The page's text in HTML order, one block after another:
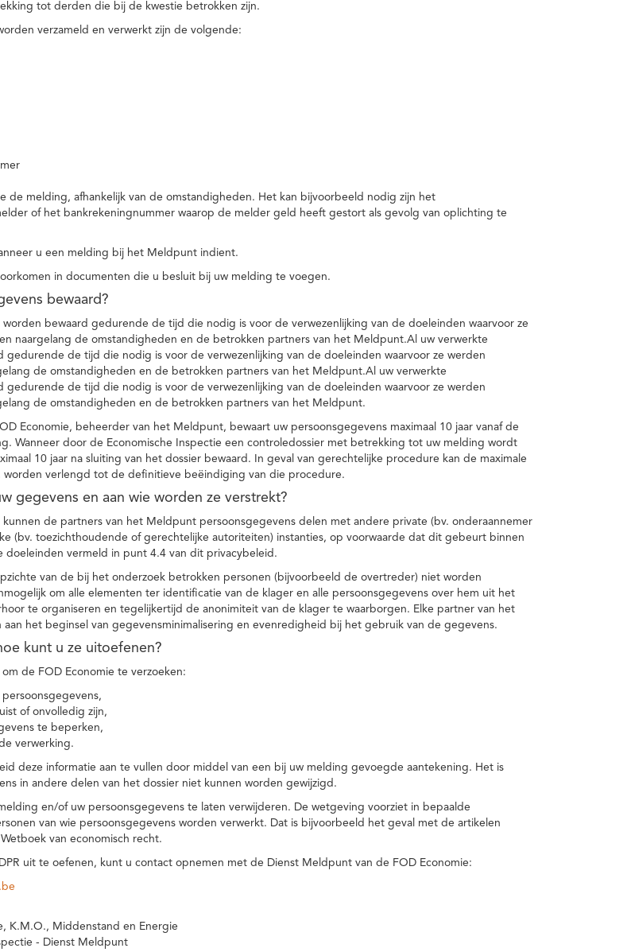
tot derden die bij de kwestie betrokken zijn.
verzameld en verwerkt zijn de volgende:
de melding, afhankelijk van de omstandigheden. Het kan bijvoorbeeld nodig zijn het
of het bankrekeningnummer waarop de melder geld heeft gestort als gevolg van oplichting te
u een melding bij het Meldpunt indient.
in documenten die u besluit bij uw melding te voegen.
bewaard?
bewaard gedurende de tijd die nodig is voor de verwezenlijking van de doeleinden waarvoor ze
naargelang de omstandigheden en de betrokken partners van het Meldpunt.Al uw verwerkte
gedurende de tijd die nodig is voor de verwezenlijking van de doeleinden waarvoor ze werden
de omstandigheden en de betrokken partners van het Meldpunt.Al uw verwerkte
gedurende de tijd die nodig is voor de verwezenlijking van de doeleinden waarvoor ze werden
de omstandigheden en de betrokken partners van het Meldpunt.
Economie, beheerder van het Meldpunt, bewaart uw persoonsgegevens maximaal 10 jaar vanaf de
Wanneer door de Economische Inspectie een controledossier met betrekking tot uw melding wordt
10 jaar na sluiting van het dossier bewaard. In geval van gerechtelijke procedure kan de maximale
worden verlengd tot de definitieve beëindiging van die procedure.
gegevens en aan wie worden ze verstrekt?
de partners van het Meldpunt persoonsgegevens delen met andere private (bv. onderaannemer
(bv. toezichthoudende of gerechtelijke autoriteiten) instanties, op voorwaarde dat dit gebeurt binnen
doeleinden vermeld in punt 4.4 van dit privacybeleid.
van de bij het onderzoek betrokken personen (bijvoorbeeld de overtreder) niet worden
om alle elementen ter identificatie van de klager en alle persoonsgegevens over hem uit het
te organiseren en tegelijkertijd de anonimiteit van de klager te waarborgen. Elke partner van het
het beginsel van gegevensminimalisering en evenredigheid bij het gebruik van de gegevens.
kunt u ze uitoefenen?
de FOD Economie te verzoeken:
of onvolledig zijn,
te beperken,
verwerking.
deze informatie aan te vullen door middel van een bij uw melding gevoegde aantekening. Het is
in andere delen van het dossier niet kunnen worden gewijzigd.
en/of uw persoonsgegevens te laten verwijderen. De wetgeving voorziet in bepaalde
van wie persoonsgegevens worden verwerkt. Dat is bijvoorbeeld het geval met de artikelen
van economisch recht.
uit te oefenen, kunt u contact opnemen met de Dienst Meldpunt van de FOD Economie:
K.M.O., Middenstand en Energie
- Dienst Meldpunt